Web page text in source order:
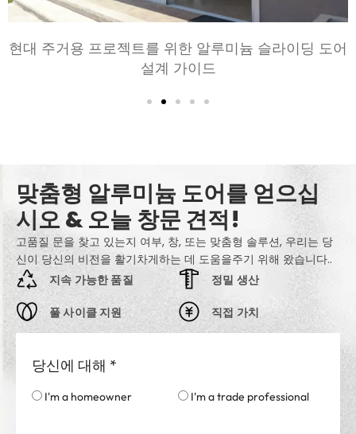
침실과 거실을 위한 알루미늄 문 선택하기: 편안, 스타
일, 및 개인 정보 보호
맞춤형 알루미늄 도어를 얻으십
시오 & 오늘 창문 견적!
고품질 문을 찾고 있는지 여부, 창, 또는 맞춤형 솔루션, 우리는 당
신이 당신의 비전을 활기차게하는 데 도움을주기 위해 왔습니다..
지속 가능한 품질
풀 사이클 지원
정밀 생산
직접 가치
당신에 대해 *
I'm a homeowner I'm a trade professional